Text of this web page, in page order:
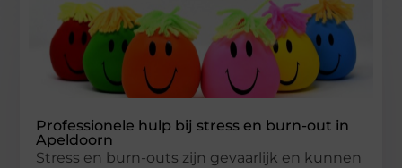
Professionele hulp bij stress en burn-out in
Apeldoorn
Stress en burn-outs zijn gevaarlijk en kunnen